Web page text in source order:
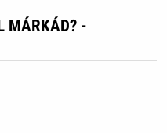
MÁRKÁD? -